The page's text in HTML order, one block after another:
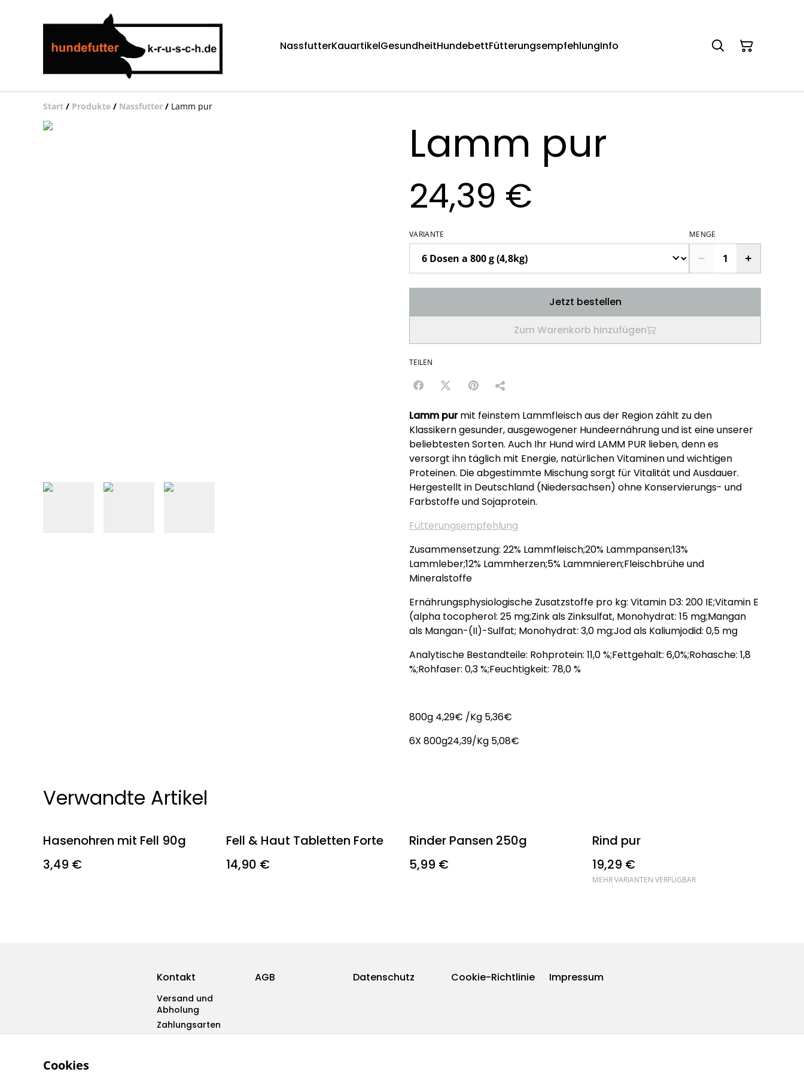
NassfutterKauartikelGesundheitHundebettFütterungsempfehlungInfo
Start / Produkte / Nassfutter / Lamm pur
Lamm pur
24,39 €
VARIANTE MENGE
Jetzt bestellen
Zum Warenkorb hinzufügen
TEILEN
Lamm purmit feinstem Lammfleisch aus der Region zählt zu den
Klassikern gesunder, ausgewogener Hundeernährung und ist eine unserer
beliebtesten Sorten. Auch Ihr Hund wird LAMM PUR lieben, denn es
versorgt ihn täglich mit Energie, natürlichen Vitaminen und wichtigen
Proteinen. Die abgestimmte Mischung sorgt für Vitalität und Ausdauer.
Hergestellt in Deutschland (Niedersachsen) ohne Konservierungs- und
Farbstoffe und Sojaprotein.
Fütterungsempfehlung
Zusammensetzung: 22% Lammfleisch;20% Lammpansen;13%
Lammleber;12% Lammherzen;5% Lammnieren;Fleischbrühe und
Mineralstoffe
Ernährungsphysiologische Zusatzstoffe pro kg: Vitamin D3: 200 IE;Vitamin E
(alpha tocopherol: 25 mg;Zink als Zinksulfat, Monohydrat: 15 mg;Mangan
als Mangan-(II)-Sulfat; Monohydrat: 3,0 mg;Jod als Kaliumjodid: 0,5 mg
Analytische Bestandteile: Rohprotein: 11,0 %;Fettgehalt: 6,0%;Rohasche: 1,8
%;Rohfaser: 0,3 %;Feuchtigkeit: 78,0 %
800g 4,29€ /Kg 5,36€
6X 800g24,39/Kg 5,08€
Verwandte Artikel
Hasenohren mit Fell 90g
3,49 €
Fell & Haut Tabletten Forte
14,90 €
Rinder Pansen 250g
5,99 €
Rind pur
19,29 €
MEHR VARIANTEN VERFÜGBAR
Kontakt
Versand und
Abholung
Zahlungsarten
AGB Datenschutz Cookie-Richtlinie Impressum
Cookies